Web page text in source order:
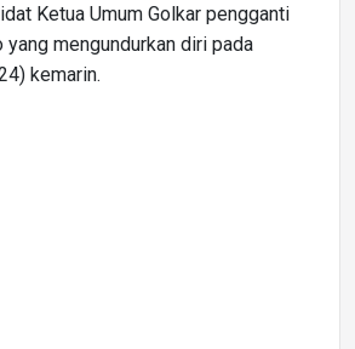
Ketua Umum Golkar pengganti
yang mengundurkan diri pada
kemarin.